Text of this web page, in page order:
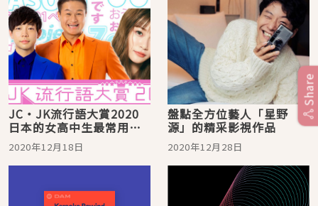
JC・JK流行語大賞2020
日本的女高中生最常用的
詞彙就是這些
2020年12月18日
盤點全方位藝人「星野
源」的精采影視作品
2020年12月28日
Share